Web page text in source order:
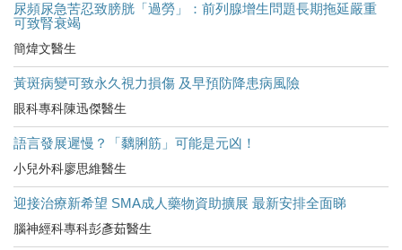
尿頻尿急苦忍致膀胱「過勞」：前列腺增生問題長期拖延嚴重
可致腎衰竭
簡煒文醫生
黃斑病變可致永久視力損傷 及早預防降患病風險
眼科專科陳迅傑醫生
語言發展遲慢？「黐脷筋」可能是元凶！
小兒外科廖思維醫生
迎接治療新希望 SMA成人藥物資助擴展 最新安排全面睇
腦神經科專科彭彥茹醫生